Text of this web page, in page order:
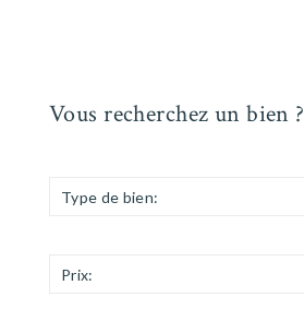
Vous recherchez un bien ?
Type de bien:
Prix: